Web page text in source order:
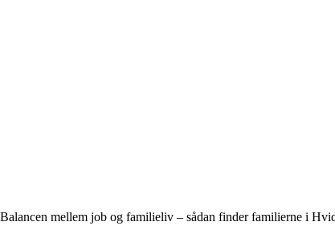
Balancen mellem job og familieliv – sådan finder familierne i